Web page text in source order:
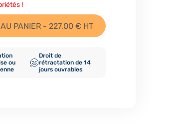
!
PANIER - 227,00 € HT
ou
Droit de
rétractation de 14
jours ouvrables